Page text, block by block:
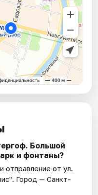
Большой
и фонтаны?
отправление от ул.
. Город — Санкт-